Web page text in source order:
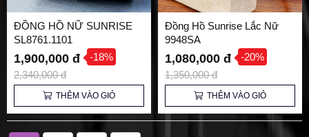
ĐỒNG HỒ NỮ SUNRISE
SL8761.1101
1,900,000 đ -18%
2,340,000 đ
THÊM VÀO GIỎ
Đồng Hồ Sunrise Lắc Nữ
9948SA
1,080,000 đ -20%
1,350,000 đ
THÊM VÀO GIỎ